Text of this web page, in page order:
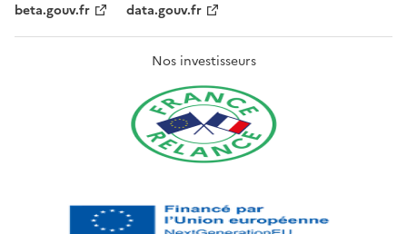
beta.gouv.fr
data.gouv.fr
Nos investisseurs